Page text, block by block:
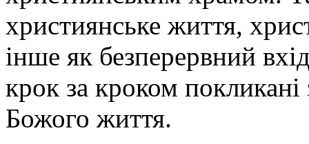
християнське життя,
інше як безперервний
крок за кроком покликані
Божого життя.